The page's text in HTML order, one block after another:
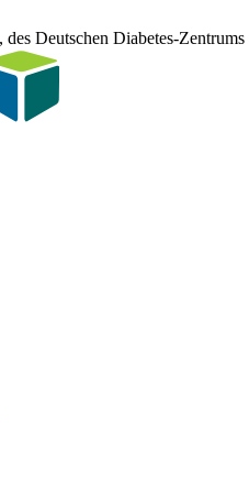
Deutschen Diabetes-